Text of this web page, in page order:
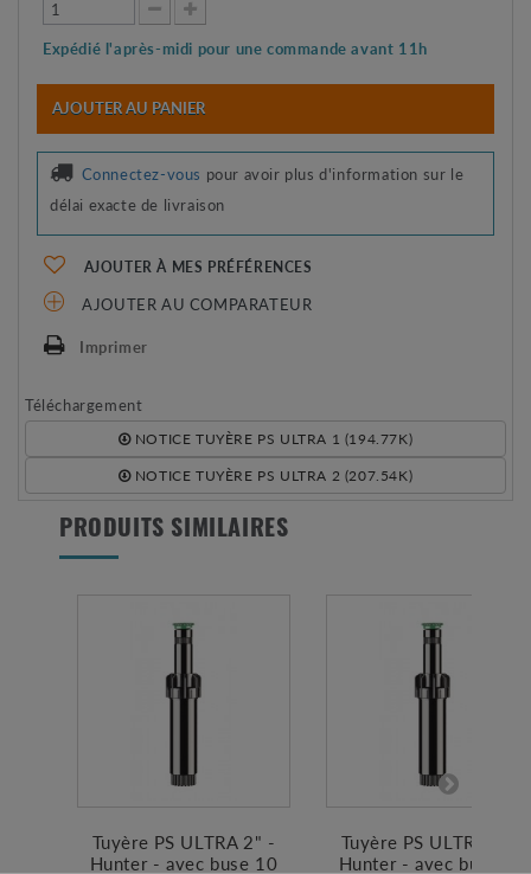
Expédié l'après-midi pour une commande avant 11h
AJOUTER AU PANIER
Connectez-vous pour avoir plus d'information sur le
délai exacte de livraison
AJOUTER À MES PRÉFÉRENCES
AJOUTER AU COMPARATEUR
Imprimer
Téléchargement
NOTICE TUYÈRE PS ULTRA 1 (194.77K)
NOTICE TUYÈRE PS ULTRA 2 (207.54K)
PRODUITS SIMILAIRES
Tuyère PS ULTRA 2" -
Hunter - avec buse 10
Tuyère PS ULTRA 2" -
Hunter - avec buse 12